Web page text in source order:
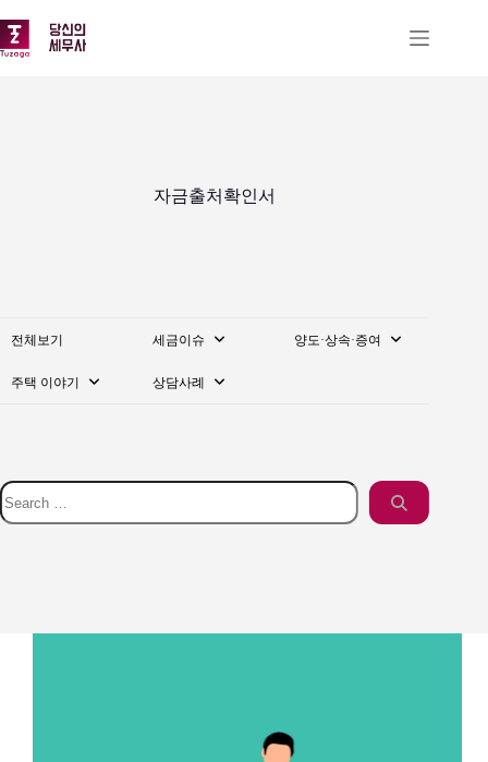
문
으
자금출처확인서
전체보기 세금이슈 양도·상속·증여
주택 이야기 상담사례